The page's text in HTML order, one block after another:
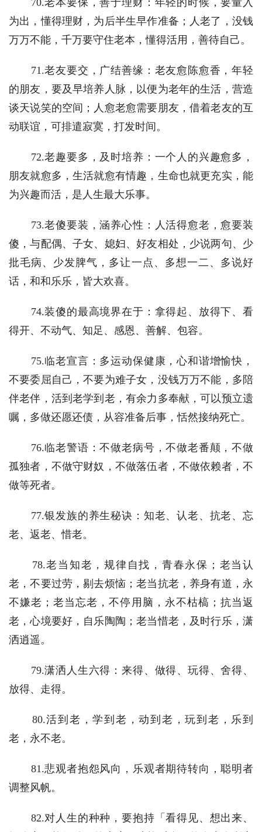
为出，懂得理财，为后半生早作准备；人老了，没钱
71.老友要交，广结善缘：老友愈陈愈香，年轻
的朋友，要及早培养人脉，以便为老年的生活，营造
谈天说笑的空间；人愈老愈需要朋友，借着老友的互
动联谊，可排遣寂寞，打发时间。
72.老趣要多，及时培养：一个人的兴趣愈多，
朋友就愈多，生活就愈有情趣，生命也就更充实，能
为兴趣而活，是人生最大乐事。
73.老傻要装，涵养心性：人活得愈老，愈要装
傻，与配偶、子女、媳妇、好友相处，少说两句、少
批毛病、少发脾气，多让一点、多想一二、多说好
话，和和乐乐，皆大欢喜。
74.装傻的最高境界在于：拿得起、放得下、看
得开、不动气、知足、感恩、善解、包容。
75.临老宣言：多运动保健康，心和谐增愉快，
不要委屈自己，不要为难子女，没钱万万不能，多陪
伴老伴，活到老学到老，有余力多奉献，可以预立遗
嘱，多做还愿还债，从容准备后事，恬然接纳死亡。
76.临老警语：不做老病号，不做老番颠，不做
孤独者，不做守财奴，不做落伍者，不做依赖者，不
做等死者。
77.银发族的养生秘诀：知老、认老、抗老、忘
老、返老、惜老。
78.老当知老，规律自找，青春永保；老当认
老，不要过劳，剔去烦恼；老当抗老，养身有道，永
不嫌老；老当忘老，不停用脑，永不枯槁；抗当返
老，心境要好，自乐陶陶；老当惜老，及时行乐，潇
洒逍遥。
79.潇洒人生六得：来得、做得、玩得、舍得、
放得、走得。
80.活到老，学到老，动到老，玩到老，乐到
老，永不老。
81.悲观者抱怨风向，乐观者期待转向，聪明者
调整风帆。
82.对人生的种种，要抱持「看得见、想出来、